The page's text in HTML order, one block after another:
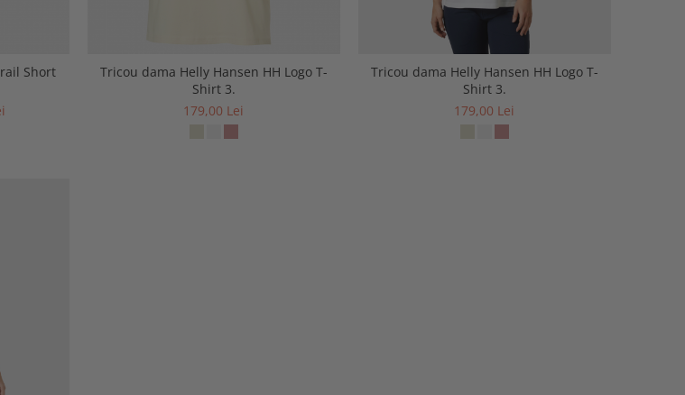
Short
Tricou dama Helly Hansen HH Logo T-
Shirt 3.
179,00 Lei
Tricou dama Helly Hansen HH Logo T-
Shirt 3.
179,00 Lei